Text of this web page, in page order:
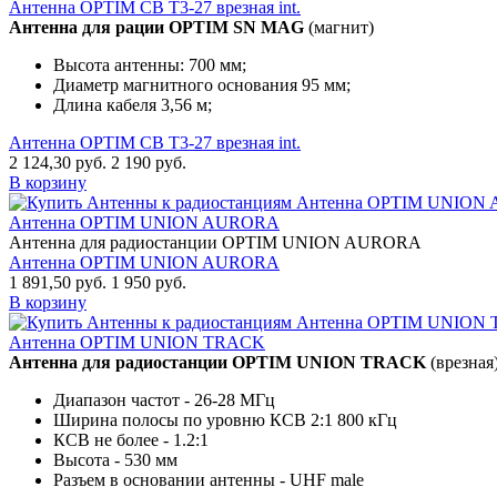
Антенна OPTIM CB T3-27 врезная int.
Антенна для рации OPTIM SN MAG (магнит)
Высота антенны: 700 мм;
Диаметр магнитного основания 95 мм;
Длина кабеля 3,56 м;
Антенна OPTIM CB T3-27 врезная int.
2 124,30 руб. 2 190 руб.
В корзину
Антенна OPTIM UNION AURORA
Антенна для радиостанции OPTIM UNION AURORA
Антенна OPTIM UNION AURORA
1 891,50 руб. 1 950 руб.
В корзину
Антенна OPTIM UNION TRACK
Антенна для радиостанции OPTIM UNION TRACK
Диапазон частот - 26-28 МГц
Ширина полосы по уровню КСВ 2:1 800 кГц
КСВ не более - 1.2:1
Высота - 530 мм
Разъем в основании антенны - UHF male